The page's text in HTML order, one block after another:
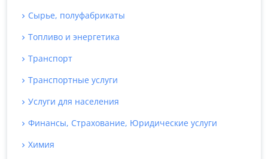
Сырье, полуфабрикаты
Топливо и энергетика
Транспорт
Транспортные услуги
Услуги для населения
Финансы, Страхование, Юридические услуги
Химия